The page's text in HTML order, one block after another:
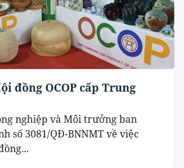
đồng OCOP cấp Trung
nghiệp và Môi trưởng ban
số 3081/QĐ-BNNMT về việc